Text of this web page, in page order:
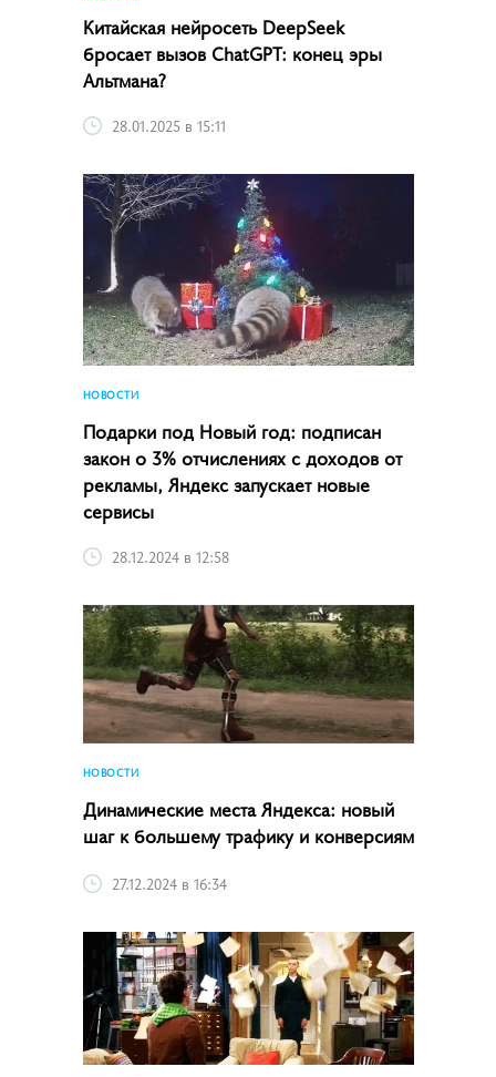
Китайская нейросеть DeepSeek
бросает вызов ChatGPT: конец эры
Альтмана?
28.01.2025 в 15:11
НОВОСТИ
Подарки под Новый год: подписан
закон о 3% отчислениях с доходов от
рекламы, Яндекс запускает новые
сервисы
28.12.2024 в 12:58
НОВОСТИ
Динамические места Яндекса: новый
шаг к большему трафику и конверсиям
27.12.2024 в 16:34